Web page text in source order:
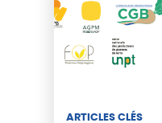
ARTICLES CLÉS